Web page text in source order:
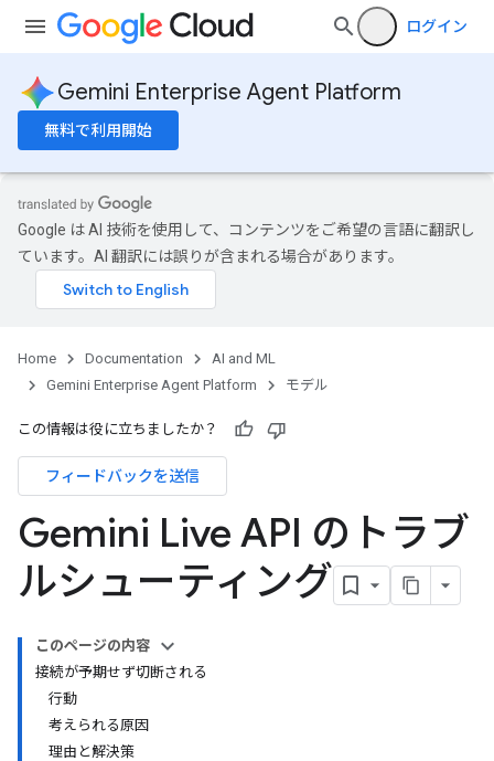
ログイン
Gemini Enterprise Agent Platform
無料で利用開始
Google は AI 技術を使用して、コンテンツをご希望の言語に翻訳し
ています。AI 翻訳には誤りが含まれる場合があります。
Home Documentation
AI and ML
Gemini Enterprise Agent Platform
モデル
この情報は役に立ちましたか？
フィードバックを送信
Gemini Live API のトラブ
ルシューティング
このページの内容
接続が予期せず切断される
行動
考えられる原因
理由と解決策